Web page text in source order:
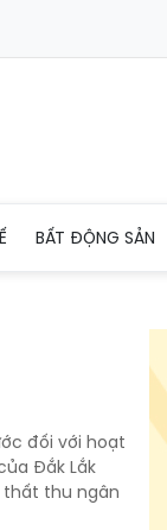
BẤT ĐỘNG SẢN
đối với hoạt
Đắk Lắk
thu ngân